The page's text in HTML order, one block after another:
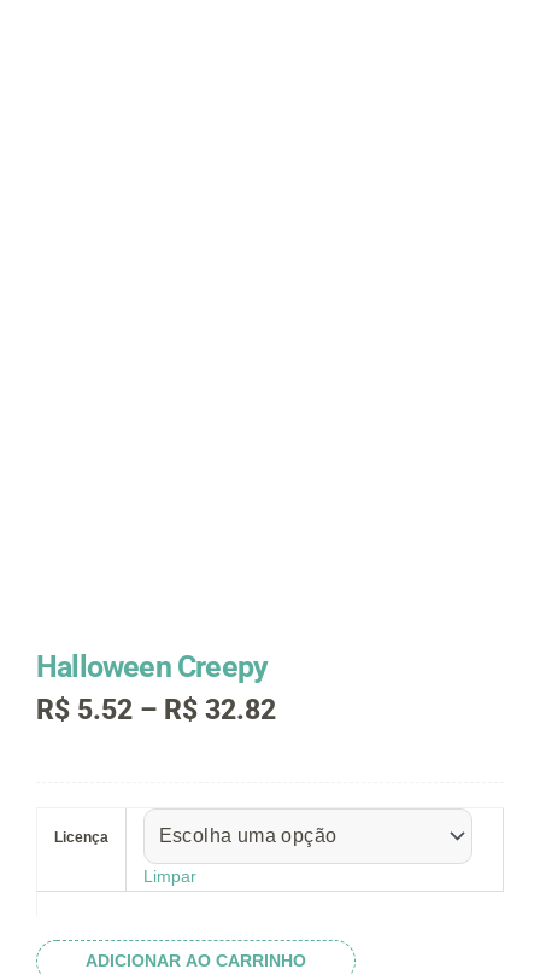
Halloween Creepy
R$ 5.52 – R$ 32.82Faixa
através
R$ 32.82
Licença
Limpar
quantidade
ADICIONAR AO CARRINHO